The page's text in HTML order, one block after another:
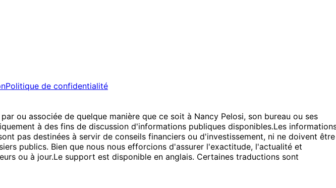
Politique de confidentialité
ou associée de quelque manière que ce soit à Nancy Pelosi, son bureau ou ses
à des fins de discussion d'informations publiques disponibles.Les
pas destinées à servir de conseils financiers ou d'investissement, ni ne doivent être
publics. Bien que nous nous efforcions d'assurer l'exactitude, l'actualité et
ou à jour.Le support est disponible en anglais. Certaines traductions sont